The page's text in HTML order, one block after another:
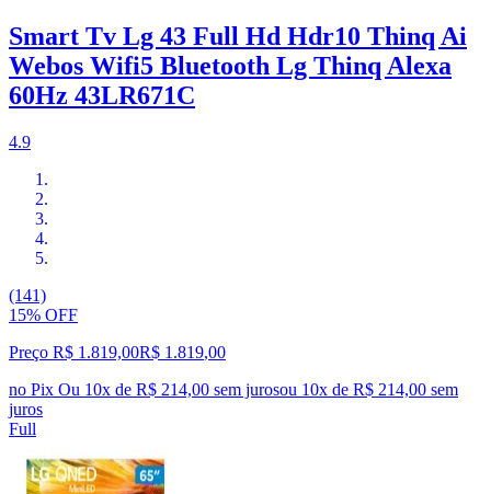
Smart Tv Lg 43 Full Hd Hdr10 Thinq Ai
Webos Wifi5 Bluetooth Lg Thinq Alexa
60Hz 43LR671C
4.9
(141)
15% OFF
Preço R$ 1.819,00R$ 1.819,00
no Pix Ou 10x de R$ 214,00 sem jurosou 10x de R$ 214,00 sem
juros
Full